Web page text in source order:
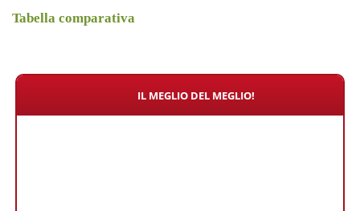
Tabella comparativa
IL MEGLIO DEL MEGLIO!